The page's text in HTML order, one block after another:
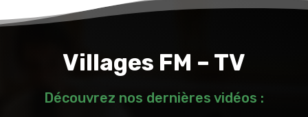
Villages FM – TV
Découvrez nos dernières vidéos :